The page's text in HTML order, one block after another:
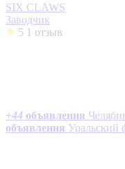
SIX CLAWS
Заводчик
5 1 отзыв
+44 объявления
объявления Уральский